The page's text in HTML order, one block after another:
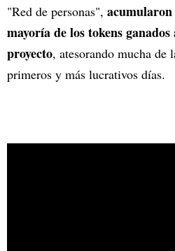
"Red de personas", acumularon
mayoría de los tokens
proyecto, atesorando mucha de
primeros y más lucrativos días.